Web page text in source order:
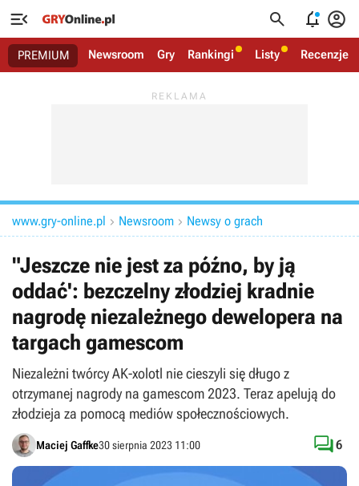
   
PREMIUM Newsroom Gry Rankingi Listy Recenzje
www.gry-online.pl  Newsroom  Newsy o grach
"Jeszcze nie jest za późno, by ją
oddać': bezczelny złodziej kradnie
nagrodę niezależnego dewelopera na
targach gamescom
Niezależni twórcy AK-xolotl nie cieszyli się długo z
otrzymanej nagrody na gamescom 2023. Teraz apelują do
złodzieja za pomocą mediów społecznościowych.
Maciej Gaffke30 sierpnia 2023 11:00 6